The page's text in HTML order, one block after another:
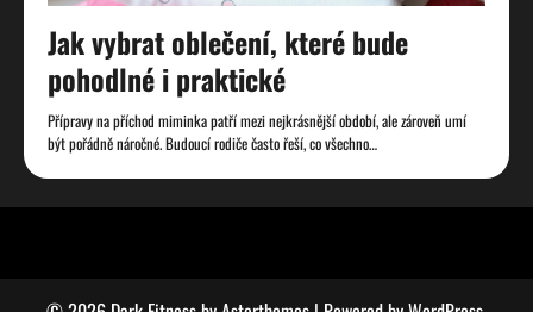
Jak vybrat oblečení, které bude
pohodlné i praktické
Přípravy na příchod miminka patří mezi nejkrásnější období, ale zároveň umí
být pořádně náročné. Budoucí rodiče často řeší, co všechno…